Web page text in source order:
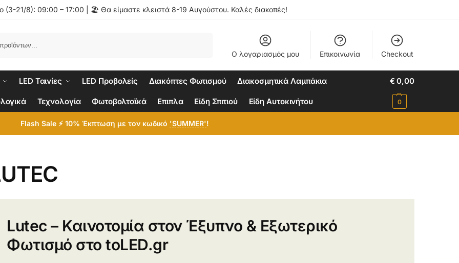
(3-21/8): 09:00 – 17:00 | 🏖️ Θα είμαστε κλειστά 8-19 Αυγούστου. Καλές διακοπές!
Ο λογαριασμός μου Επικοινωνία Checkout
LED Ταινίες LED Προβολείς Διακόπτες Φωτισμού Διακοσμητικά Λαμπάκια
Τεχνολογία Φωτοβολταϊκά Επιπλα Είδη Σπιτιού Είδη Αυτοκινήτου
€0,00
0
Flash Sale ⚡ 10% Έκπτωση με τον κωδικό 'SUMMER'!
Lutec – Καινοτομία στον Έξυπνο & Εξωτερικό
Φωτισμό στο toLED.gr